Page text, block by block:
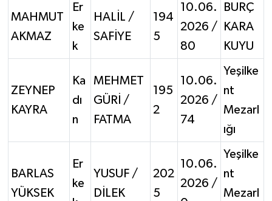
MAHMUT
AKMAZ
Er
ke
k
HALİL /
SAFİYE
194
5
10.06.
2026 /
80
BURÇ
KARA
KUYU
ZEYNEP
KAYRA
Ka
dı
n
MEHMET
GÜRİ /
FATMA
195
2
10.06.
2026 /
74
Yeşilke
nt
Mezarl
ığı
BARLAS
YÜKSEK
Er
ke
YUSUF /
DİLEK
202
5
10.06.
2026 /
Yeşilke
nt
Mezarl